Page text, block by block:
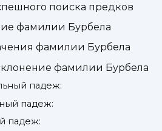
поиска предков
фамилии Бурбела
фамилии Бурбела
фамилии Бурбела
падеж:
падеж:
падеж: